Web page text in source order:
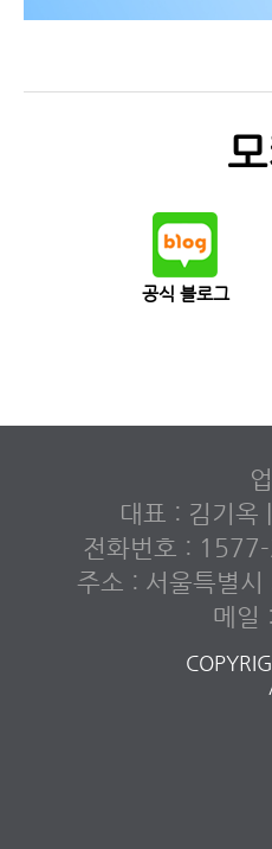
공식 블로그
대표 : 김기
전화번호 :
주소 : 서울특별
메일